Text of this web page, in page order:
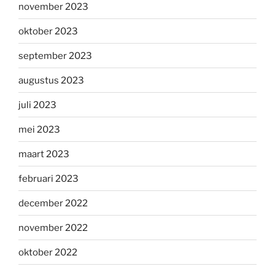
november 2023
oktober 2023
september 2023
augustus 2023
juli 2023
mei 2023
maart 2023
februari 2023
december 2022
november 2022
oktober 2022